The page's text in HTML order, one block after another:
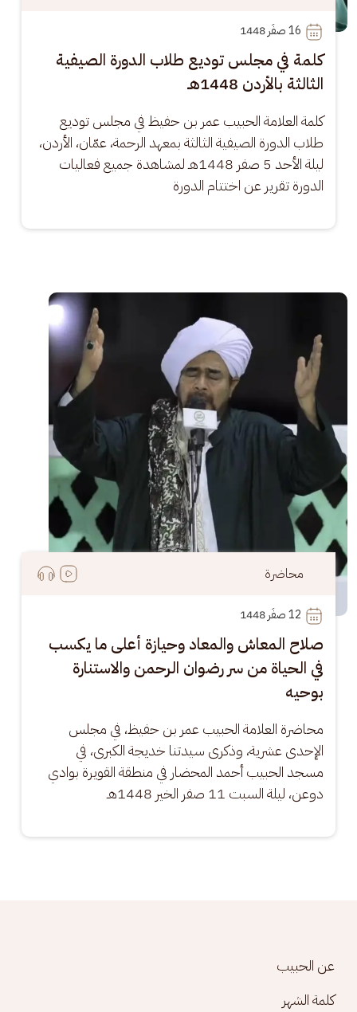
16
كلمة في مجلس توديع طلاب الدورة الصيفية
الثالثة بالأردن 1448هـ
كلمة العلامة الحبيب عمر بن حفيظ في مجلس توديع
طلاب الدورة الصيفية الثالثة بمعهد الرحمة، عمّان، الأردن،
ليلة الأحد 5 صفر 1448هـ لمشاهدة جميع فعاليات
الدورة تقرير عن اختتام الدورة
الصورة
محاضرة
12
صلاح المعاش والمعاد وحيازة أعلى ما يكسب
في الحياة من سر رضوان الرحمن والاستنارة
بوحيه
محاضرة العلامة الحبيب عمر بن حفيظ، في مجلس
الإحدى عشرية، وذكرى سيدتنا خديجة الكبرى، في
مسجد الحبيب أحمد المحضار في منطقة القويرة بوادي
دوعن، ليلة السبت 11 صفر الخير 1448هـ
Footer menu
عن الحبيب
كلمة الشهر